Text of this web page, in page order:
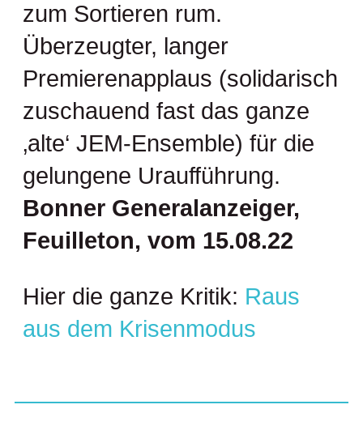
zum Sortieren rum.
Überzeugter, langer
Premierenapplaus (solidarisch
zuschauend fast das ganze
‚alte‘ JEM-Ensemble) für die
gelungene Uraufführung.
Bonner Generalanzeiger,
Feuilleton, vom 15.08.22
Hier die ganze Kritik: Raus
aus dem Krisenmodus